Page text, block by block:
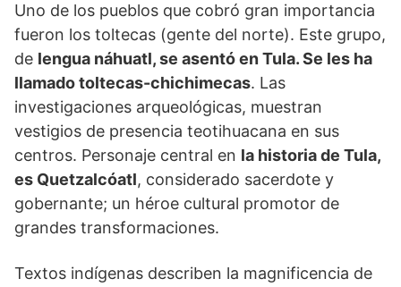
Uno de los pueblos que cobró gran importancia
fueron los toltecas (gente del norte). Este grupo,
de lengua náhuatl, se asentó en Tula. Se les ha
llamado toltecas-chichimecas. Las
investigaciones arqueológicas, muestran
vestigios de presencia teotihuacana en sus
centros. Personaje central en la historia de Tula,
es Quetzalcóatl, considerado sacerdote y
gobernante; un héroe cultural promotor de
grandes transformaciones.
Textos indígenas describen la magnificencia de